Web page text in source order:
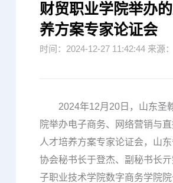
财贸职业学院举办
养方案专家论证会
时间：2024-12-27 11:42:44 来源
2024年12月20日，山东圣
院举办电子商务、网络营销与
人才培养方案专家论证会，山
协会秘书长于登杰、副秘书长
子职业技术学院数字商务学院